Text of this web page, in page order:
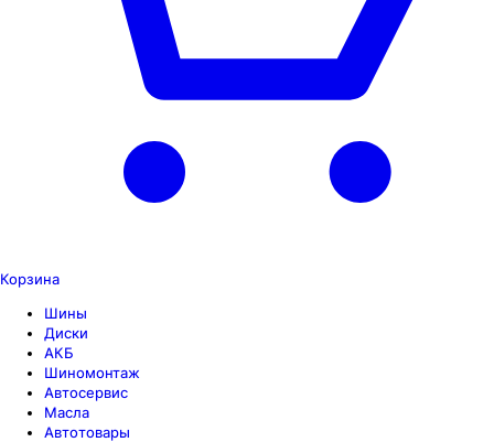
Корзина
Шины
Диски
АКБ
Шиномонтаж
Автосервис
Масла
Автотовары